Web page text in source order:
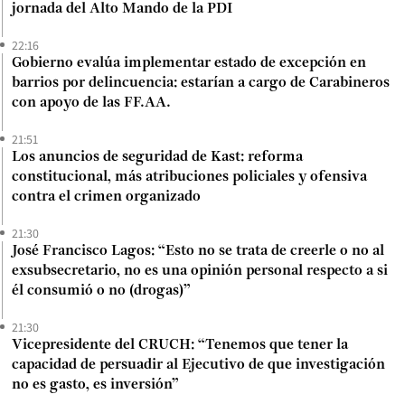
jornada del Alto Mando de la PDI
22:16
Gobierno evalúa implementar estado de excepción en
barrios por delincuencia: estarían a cargo de Carabineros
con apoyo de las FF.AA.
21:51
Los anuncios de seguridad de Kast: reforma
constitucional, más atribuciones policiales y ofensiva
contra el crimen organizado
21:30
José Francisco Lagos: “Esto no se trata de creerle o no al
exsubsecretario, no es una opinión personal respecto a si
él consumió o no (drogas)”
21:30
Vicepresidente del CRUCH: “Tenemos que tener la
capacidad de persuadir al Ejecutivo de que investigación
no es gasto, es inversión”